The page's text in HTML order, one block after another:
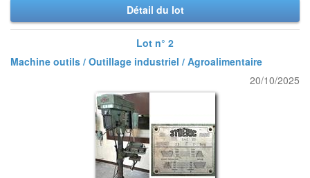
Détail du lot
Lot n° 2
Machine outils / Outillage industriel / Agroalimentaire
20/10/2025